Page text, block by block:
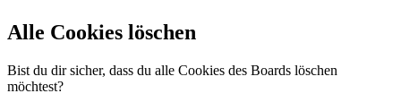
Alle Cookies löschen
Bist du dir sicher, dass du alle Cookies des Boards löschen
möchtest?